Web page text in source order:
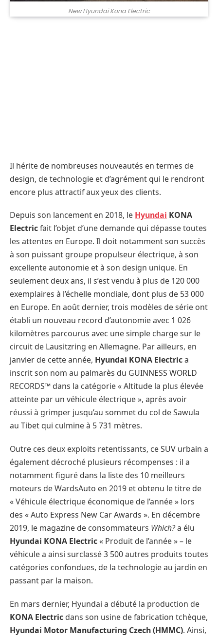
New Hyundai Kona Electric
Il hérite de nombreuses nouveautés en termes de
design, de technologie et d’agrément qui le rendront
encore plus attractif aux yeux des clients.
Depuis son lancement en 2018, le Hyundai KONA
Electricfait l’objet d’une demande qui dépasse toutes
les attentes en Europe. Il doit notamment son succès
à son puissant groupe propulseur électrique, à son
excellente autonomie et à son design unique. En
seulement deux ans, il s’est vendu à plus de 120 000
exemplaires à l’échelle mondiale, dont plus de 53 000
en Europe. En août dernier, trois modèles de série ont
établi un nouveau record d’autonomie avec 1 026
kilomètres parcourus avec une simple charge sur le
circuit de Lausitzring en Allemagne. Par ailleurs, en
janvier de cette année, Hyundai KONA Electrica
inscrit son nom au palmarès du GUINNESS WORLD
RECORDS™ dans la catégorie « Altitude la plus élevée
atteinte par un véhicule électrique », après avoir
réussi à grimper jusqu’au sommet du col de Sawula
au Tibet qui culmine à 5 731 mètres.
Outre ces deux exploits retentissants, ce SUV urbain a
également décroché plusieurs récompenses : il a
notamment figuré dans la liste des 10 meilleurs
moteurs de WardsAuto en 2019 et obtenu le titre de
« Véhicule électrique économique de l’année » lors
des « Auto Express New Car Awards ». En décembre
2019, le magazine de consommateurs Which?a élu
Hyundai KONA Electric« Produit de l’année » – le
véhicule a ainsi surclassé 3 500 autres produits toutes
catégories confondues, de la technologie au jardin en
passant par la maison.
En mars dernier, Hyundai a débuté la production de
KONA Electric dans son usine de fabrication tchèque,
Hyundai Motor Manufacturing Czech (HMMC). Ainsi,